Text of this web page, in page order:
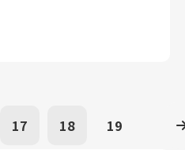
17 18 19